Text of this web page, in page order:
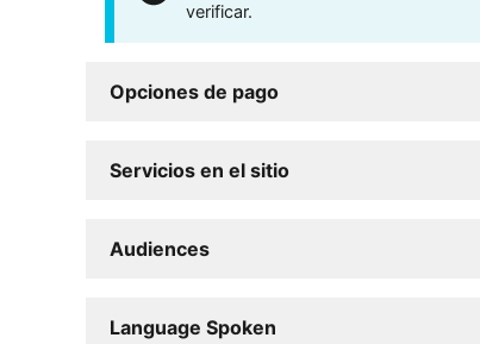
verificar.
Opciones de pago
Servicios en el sitio
Audiences
Language Spoken